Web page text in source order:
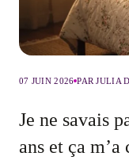
07 JUIN 2026 PAR JULIA
Je ne savais
ans et ça m’a